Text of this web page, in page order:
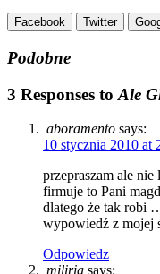
Facebook Twitter
Podobne
3 Responses to Ale
aboramento says:
10 stycznia 2010 at
przepraszam ale
firmuje to Pani
dlatego że tak robi
wypowiedź z mojej
Odpowiedz
miliria says: